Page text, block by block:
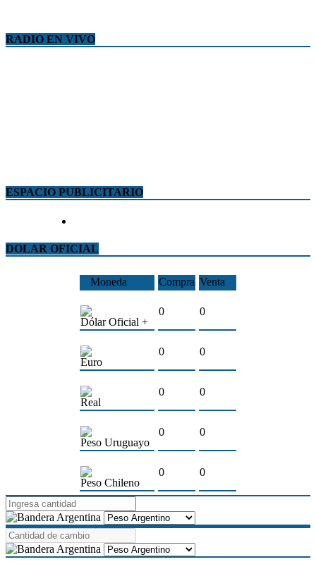
RADIO EN VIVO
ESPACIO PUBLICITARIO
DOLAR OFICIAL
Moneda Compra Venta
Dólar Oficial +
0 0
Euro
0 0
Real
0 0
Peso Uruguayo
0 0
Peso Chileno
0 0